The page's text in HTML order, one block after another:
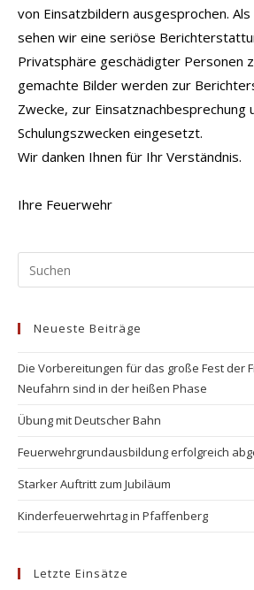
von Einsatzbildern ausgesprochen.
sehen wir eine seriöse
Privatsphäre geschädigter Personen
gemachte Bilder werden zur
Zwecke, zur Einsatznachbesprechung
Schulungszwecken eingesetzt.
Wir danken Ihnen für Ihr Verständnis.
Ihre Feuerwehr
Neueste Beiträge
Die Vorbereitungen für das große Fest der
Neufahrn sind in der heißen Phase
Übung mit Deutscher Bahn
Feuerwehrgrundausbildung erfolgreich
Starker Auftritt zum Jubiläum
Kinderfeuerwehrtag in Pfaffenberg
Letzte Einsätze